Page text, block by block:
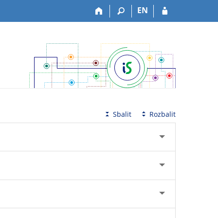
EN
Sbalit Rozbalit